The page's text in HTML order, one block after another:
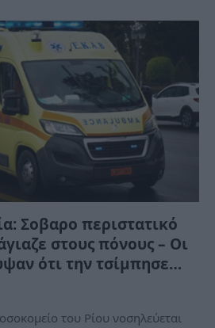
Σοβαρο περιστατικό
στους πόνους – Οι
ότι την τσίμπησε…
του Ρίου νοσηλεύεται